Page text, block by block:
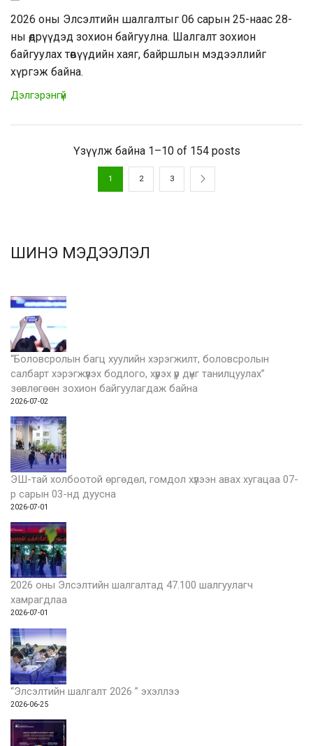
2026 оны Элсэлтийн шалгалтыг 06 сарын 25-наас 28-
ны өдрүүдэд зохион байгуулна. Шалгалт зохион
байгуулах төвүүдийн хаяг, байршлын мэдээллийг
хүргэж байна.
Дэлгэрэнгүй
Үзүүлж байна 1–10 of 154 posts
1 2 3
ШИНЭ МЭДЭЭЛЭЛ
“Боловсролын багц хуулийн хэрэгжилт, боловсролын
салбарт хэрэгжүүлэх бодлого, хүрэх үр дүнг танилцуулах”
зөвлөгөөн зохион байгуулагдаж байна
2026-07-02
ЭШ-тай холбоотой өргөдөл, гомдол хүлээн авах хугацаа 07-
р сарын 03-нд дуусна
2026-07-01
2026 оны Элсэлтийн шалгалтад 47.100 шалгуулагч
хамрагдлаа
2026-07-01
“Элсэлтийн шалгалт 2026 ” эхэллээ
2026-06-25